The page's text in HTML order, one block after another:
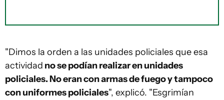
"Dimos la orden a las unidades policiales que esa
actividad no se podían realizar en unidades
policiales. No eran con armas de fuego y tampoco
con uniformes policiales", explicó. "Esgrimían